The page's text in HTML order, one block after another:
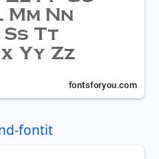
fontit